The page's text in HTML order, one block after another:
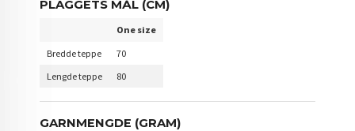
PLAGGETS MÅL (CM)
One size
Bredde teppe
70
Lengde teppe
80
GARNMENGDE (GRAM)